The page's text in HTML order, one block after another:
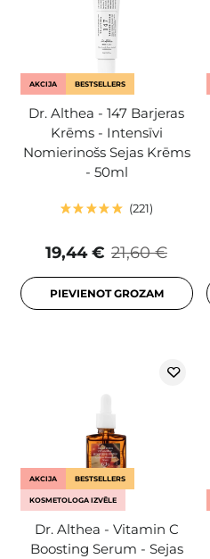
AKCIJA BESTSELLERS
Dr. Althea - 147 Barjeras
Krēms - Intensīvi
Nomierinošs Sejas Krēms
- 50ml
221
21,60 €
19,44 €
PIEVIENOT GROZAM
AKCIJA BESTSELLERS
KOSMETOLOGA IZVĒLE
Dr. Althea - Vitamin C
Boosting Serum - Sejas